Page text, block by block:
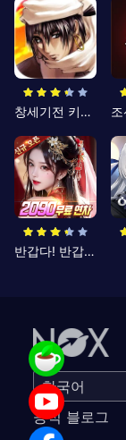
창세기전 키우기
반갑다! 반갑삼국지
공식 블로그